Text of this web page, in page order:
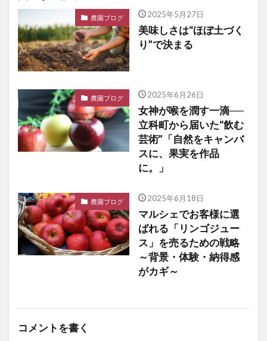
農園ブログ 2025年5月27日
美味しさは“ほぼ土づく
り”で決まる
農園ブログ 2025年6月26日
女神が喉を潤す一滴──
立科町から届いた“飲む
芸術”「自然をキャンバ
スに、果実を作品
に。」
農園ブログ 2025年6月18日
マルシェでお客様に選
ばれる「リンゴジュー
ス」を売るための戦略
～背景・体験・納得感
がカギ～
コメントを書く